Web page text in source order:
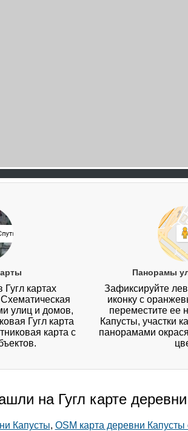
картах
улиц и домов,
Гугл карта
карта с
Панорамы
Зафиксируйте
иконку с
переместите ее
Капусты, участки
панорамами
на Гугл карте
Капусты, OSM карта деревни